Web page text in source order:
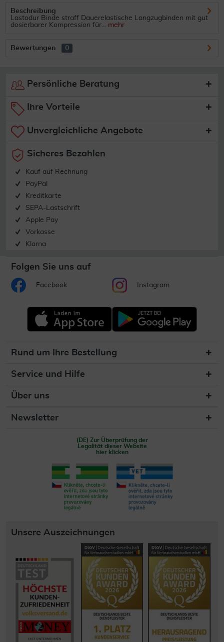
Beschreibung
Lastodur Binde straff Dauerelastische Langzugbinden mit gut
dosierbarer Kompression für... mehr
Bewertungen 0
Persönliche Beratung
Ihre Vorteile
Unvergleichliche Angebote
Sicheres Bezahlen
Kauf auf Rechnung
PayPal
Kreditkarte
SEPA-Lastschrift
Apple Pay
Vorkasse
Klarna
Folgen Sie uns auf
Facebook Instagram
Rund um Ihre Bestellung
Service und Hilfe
Über uns
Newsletter
(DE) Zur Überprüfung der
Legalität dieser Website
hier klicken
Unsere Auszeichnungen